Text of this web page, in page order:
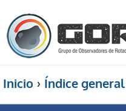
Inicio Índice general